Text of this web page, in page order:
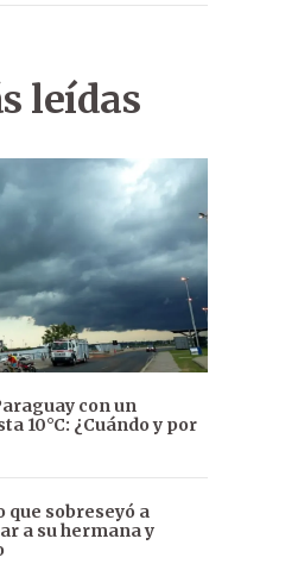
leídas
con un
10°C: ¿Cuándo y por
que sobreseyó a
a su hermana y